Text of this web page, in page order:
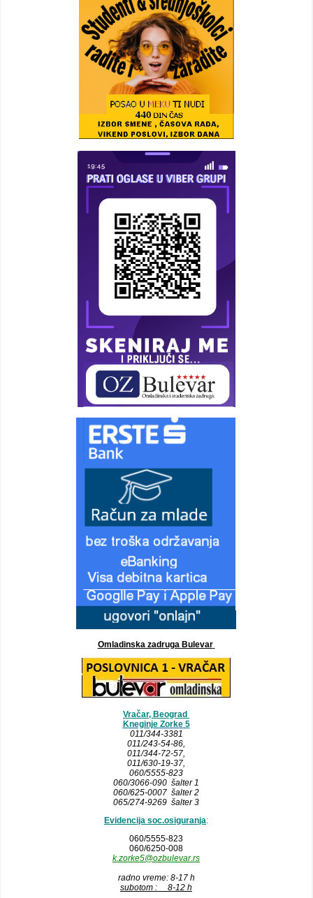
Omladinska zadruga Bulevar
Vračar, Beograd
Kneginje Zorke 5
011/344-3381
011/243-54-86,
011/344-72-57,
011/630-19-37,
060/5555-823
060/3066-090 šalter 1
060/625-0007 šalter 2
065/274-9269 šalter 3
Evidencija soc.osiguranja:
060/5555-823
060/6250-008
k.zorke5@ozbulevar.rs
radno vreme: 8-17 h
subotom : 8-12 h